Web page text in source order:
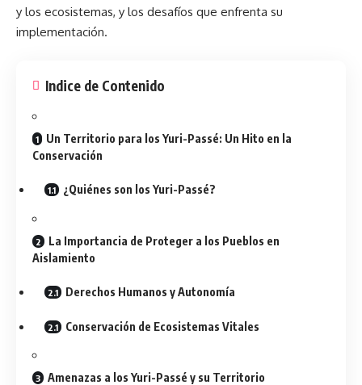
y los ecosistemas, y los desafíos que enfrenta su
implementación.
Indice de Contenido
Un Territorio para los Yuri-Passé: Un Hito en la
Conservación
¿Quiénes son los Yuri-Passé?
La Importancia de Proteger a los Pueblos en
Aislamiento
Derechos Humanos y Autonomía
Conservación de Ecosistemas Vitales
Amenazas a los Yuri-Passé y su Territorio